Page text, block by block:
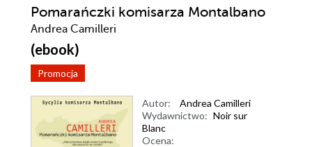
Pomarańczki komisarza Montalbano
Andrea Camilleri
(ebook)
Promocja
Autor:
Andrea Camilleri
Wydawnictwo: Noir sur
Blanc
Ocena: